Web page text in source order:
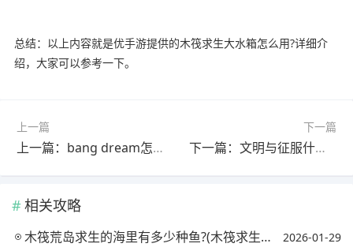
总结：以上内容就是优手游提供的木筏求生大水箱怎么用?详细介
绍，大家可以参考一下。
上一篇
上一篇：bang dream怎么用兑换码?(bang dream兑换码怎么兑换)
下一篇
下一篇：文明与征服什么时候公测?(文明与征服手游什么时候出)
相关攻略
木筏荒岛求生的海里有多少种鱼?(木筏求生海里的鱼群) 2026-01-29